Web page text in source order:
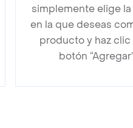
simplemente elige
en la que deseas
producto y haz clic
botón